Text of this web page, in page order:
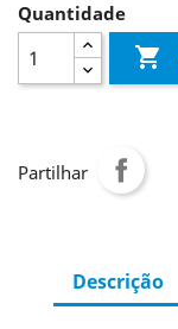
Quantidade

Partilhar
Descrição